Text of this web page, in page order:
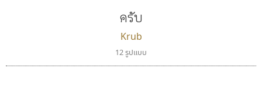
ครับ
Krub
12 รูปแบบ